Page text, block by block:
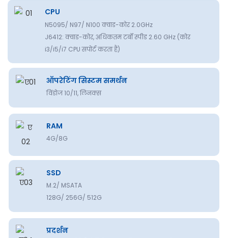
CPU
N5095/ N97/ N100 क्वाड-कोर 2.0GHz
J6412: क्वाड-कोर, अधिकतम टर्बो स्पीड 2.60 GHz (कोर
i3/i5/i7 CPU सपोर्ट करता है)
ऑपरेटिंग सिस्टम समर्थन
विंडोज 10/11, लिनक्स
RAM
4G/8G
SSD
M.2/ MSATA
128G/ 256G/ 512G
प्रदर्शन